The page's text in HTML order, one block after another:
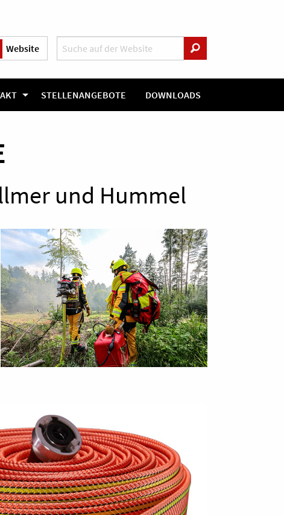
Website
STELLENANGEBOTE DOWNLOADS
und Hummel